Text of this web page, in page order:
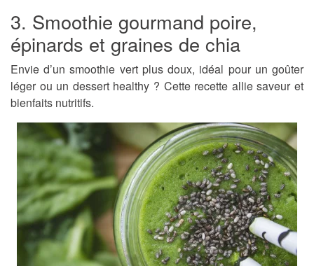
3. Smoothie gourmand poire,
épinards et graines de chia
Envie d’un smoothie vert plus doux, idéal pour un goûter
léger ou un dessert healthy ? Cette recette allie saveur et
bienfaits nutritifs.